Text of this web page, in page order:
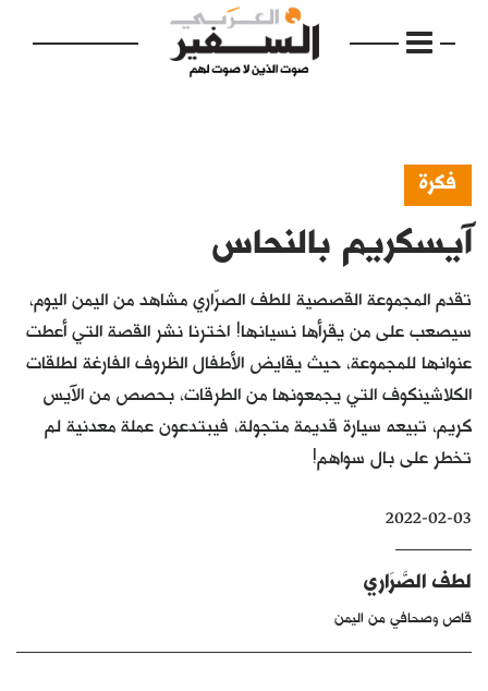
الرئيسية
إفتتاحية
فكرة
دفاتر
بالصورة
كتّابنا
فكرة
آيسكريم بالنحاس
تقدم المجموعة القصصية للطف الصرّاري مشاهد من اليمن اليوم،
سيصعب على من يقرأها نسيانها! اخترنا نشر القصة التي أعطت
عنوانها للمجموعة، حيث يقايض الأطفال الظروف الفارغة لطلقات
الكلاشينكوف التي يجمعونها من الطرقات، بحصص من الآيس
كريم، تبيعه سيارة قديمة متجولة، فيبتدعون عملة معدنية لم
تخطر على بال سواهم!
2022-02-03
لطف الصَّرَاري
قاص وصحافي من اليمن